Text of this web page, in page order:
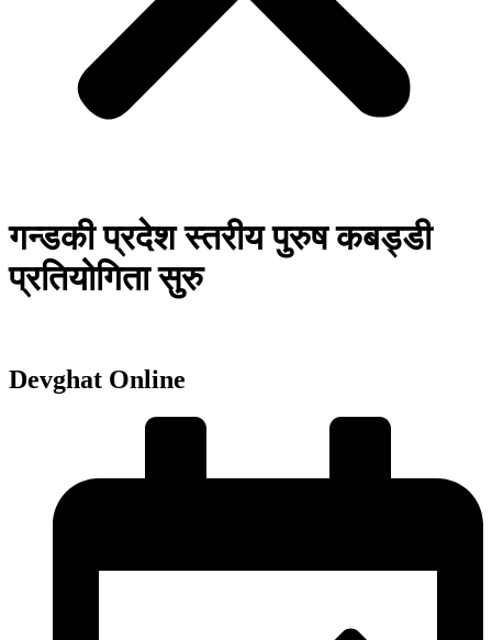
गन्डकी प्रदेश स्तरीय पुरुष कबड्डी
प्रतियोगिता सुरु
Devghat Online